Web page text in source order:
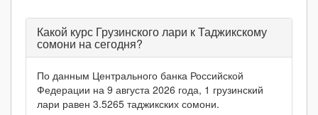
Какой курс Грузинского лари к Таджикскому
сомони на сегодня?
По данным Центрального банка Российской
Федерации на 9 августа 2026 года, 1 грузинский
лари равен 3.5265 таджикских сомони.